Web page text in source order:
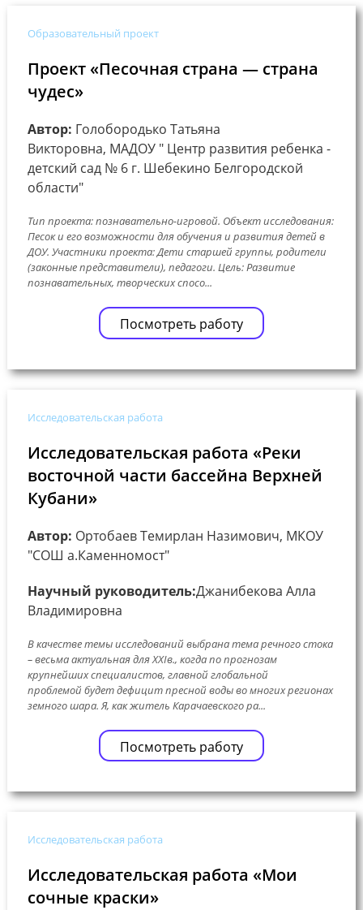
Образовательный проект
Проект «Песочная страна — страна
чудес»
Автор: Голобородько Татьяна
Викторовна, МАДОУ " Центр развития ребенка -
детский сад № 6 г. Шебекино Белгородской
области"
Тип проекта: познавательно-игровой. Объект исследования:
Песок и его возможности для обучения и развития детей в
ДОУ. Участники проекта: Дети старшей группы, родители
(законные представители), педагоги. Цель: Развитие
познавательных, творческих спосо...
Посмотреть работу
Исследовательская работа
Исследовательская работа «Реки
восточной части бассейна Верхней
Кубани»
Автор: Ортобаев Темирлан Назимович, МКОУ
"СОШ а.Каменномост"
Научный руководитель:Джанибекова Алла
Владимировна
В качестве темы исследований выбрана тема речного стока
– весьма актуальная для ХХIв., когда по прогнозам
крупнейших специалистов, главной глобальной
проблемой будет дефицит пресной воды во многих регионах
земного шара. Я, как житель Карачаевского ра...
Посмотреть работу
Исследовательская работа
Исследовательская работа «Мои
сочные краски»